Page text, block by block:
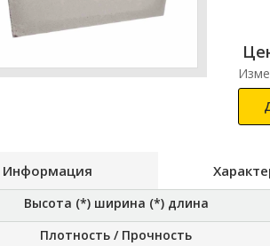
Информация
Высота (*) ширина (*) длина
Плотность / Прочность